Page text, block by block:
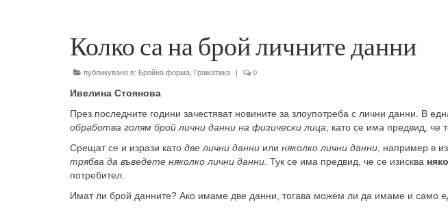
Колко са на брой личните данни
публикувано в: Бройна форма Граматика | 0
Ивелина Стоянова
През последните години зачестяват новините за злоупотреба с лични данни. В
обработва голям брой лични данни на физически лица , като се има предвид, че
Срещат се и изрази като две лични данни или няколко лични данни , например в
трябва да въведете няколко лични данни . Тук се има предвид, че се изисква
потребител.
Имат ли брой данните? Ако имаме две данни, тогава можем ли да имаме и само